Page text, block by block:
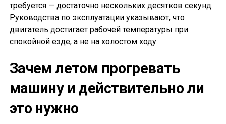
требуется — достаточно нескольких десятков секунд.
Руководства по эксплуатации указывают, что
двигатель достигает рабочей температуры при
спокойной езде, а не на холостом ходу.
Зачем летом прогревать
машину и действительно ли
это нужно